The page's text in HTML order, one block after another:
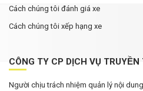
Cách chúng tôi đánh giá xe
Cách chúng tôi xếp hạng xe
CÔNG TY CP DỊCH VỤ
Người chịu trách nhiệm quản lý nội